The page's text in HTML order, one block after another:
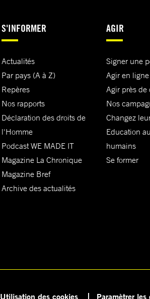
S'INFORMER
Actualités
Par pays (A à Z)
Repères
Nos rapports
Déclaration des droits de
l'Homme
Podcast WE MADE IT
Magazine La Chronique
Magazine Bref
Archive des actualités
AGIR
Signer une
Agir en ligne
Agir près de
Nos
Changez
Education
humains
Se former
Utilisation des cookies Paramètrer les